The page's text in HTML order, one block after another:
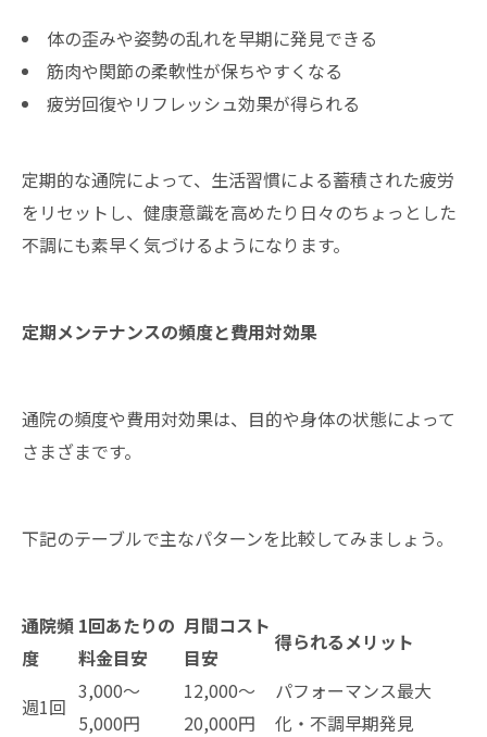
体の歪みや姿勢の乱れを早期に発見できる
筋肉や関節の柔軟性が保ちやすくなる
疲労回復やリフレッシュ効果が得られる
定期的な通院によって、生活習慣による蓄積された疲労
をリセットし、健康意識を高めたり日々のちょっとした
不調にも素早く気づけるようになります。
定期メンテナンスの頻度と費用対効果
通院の頻度や費用対効果は、目的や身体の状態によって
さまざまです。
下記のテーブルで主なパターンを比較してみましょう。
通院頻
度
1回あたりの
料金目安
月間コスト
目安
得られるメリット
週1回
3,000〜
5,000円
12,000〜
20,000円
パフォーマンス最大
化・不調早期発見